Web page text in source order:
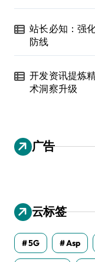
站长必知：强
防线
开发资讯提炼
术洞察升级
广告
云标签
5G Asp